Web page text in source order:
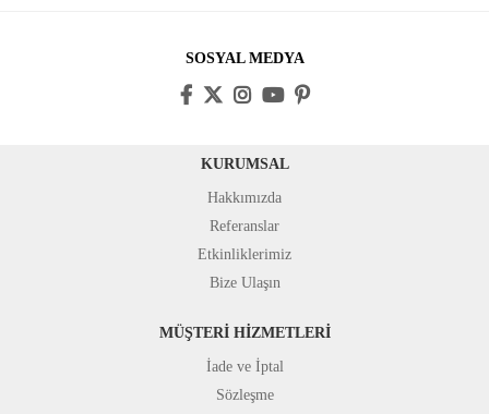
SOSYAL MEDYA
KURUMSAL
Hakkımızda
Referanslar
Etkinliklerimiz
Bize Ulaşın
MÜŞTERİ HİZMETLERİ
İade ve İptal
Sözleşme